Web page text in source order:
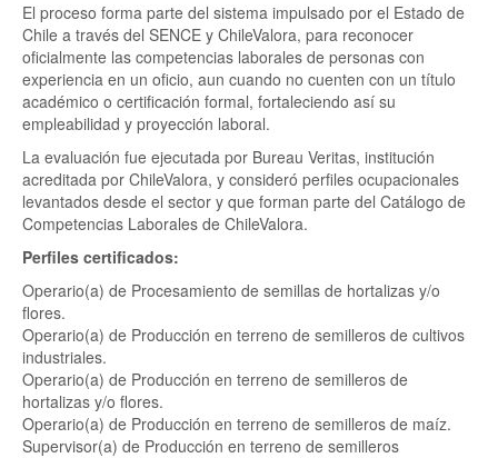
El proceso forma parte del sistema impulsado por el Estado de
Chile a través del SENCE y ChileValora, para reconocer
oficialmente las competencias laborales de personas con
experiencia en un oficio, aun cuando no cuenten con un título
académico o certificación formal, fortaleciendo así su
empleabilidad y proyección laboral.
La evaluación fue ejecutada por Bureau Veritas, institución
acreditada por ChileValora, y consideró perfiles ocupacionales
levantados desde el sector y que forman parte del Catálogo de
Competencias Laborales de ChileValora.
Perfiles certificados:
Operario(a) de Procesamiento de semillas de hortalizas y/o
flores.
Operario(a) de Producción en terreno de semilleros de cultivos
industriales.
Operario(a) de Producción en terreno de semilleros de
hortalizas y/o flores.
Operario(a) de Producción en terreno de semilleros de maíz.
Supervisor(a) de Producción en terreno de semilleros